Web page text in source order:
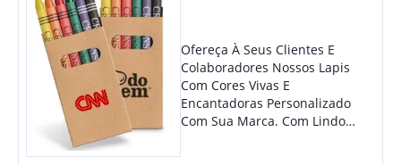
Ofereça À Seus Clientes E
Colaboradores Nossos Lapis
Com Cores Vivas E
Encantadoras Personalizado
Com Sua Marca. Com Lindo